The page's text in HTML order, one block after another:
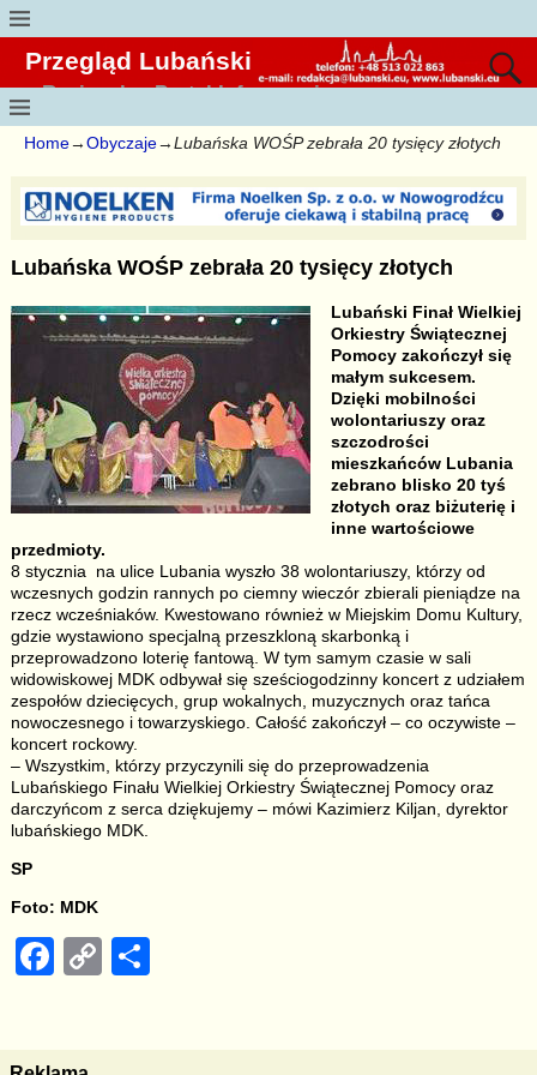
Przegląd Lubański
Regionalny Portal Informacyjny
Home→Obyczaje→Lubańska WOŚP zebrała 20 tysięcy złotych
Lubańska WOŚP zebrała 20 tysięcy złotych
Lubański Finał Wielkiej
Orkiestry Świątecznej
Pomocy zakończył się
małym sukcesem.
Dzięki mobilności
wolontariuszy oraz
szczodrości
mieszkańców Lubania
zebrano blisko 20 tyś
złotych oraz biżuterię i
inne wartościowe
przedmioty.
8 stycznia na ulice Lubania wyszło 38 wolontariuszy, którzy od
wczesnych godzin rannych po ciemny wieczór zbierali pieniądze na
rzecz wcześniaków. Kwestowano również w Miejskim Domu Kultury,
gdzie wystawiono specjalną przeszkloną skarbonką i
przeprowadzono loterię fantową. W tym samym czasie w sali
widowiskowej MDK odbywał się sześciogodzinny koncert z udziałem
zespołów dziecięcych, grup wokalnych, muzycznych oraz tańca
nowoczesnego i towarzyskiego. Całość zakończył – co oczywiste –
koncert rockowy.
– Wszystkim, którzy przyczynili się do przeprowadzenia
Lubańskiego Finału Wielkiej Orkiestry Świątecznej Pomocy oraz
darczyńcom z serca dziękujemy – mówi Kazimierz Kiljan, dyrektor
lubańskiego MDK.
SP
Foto: MDK
F
C